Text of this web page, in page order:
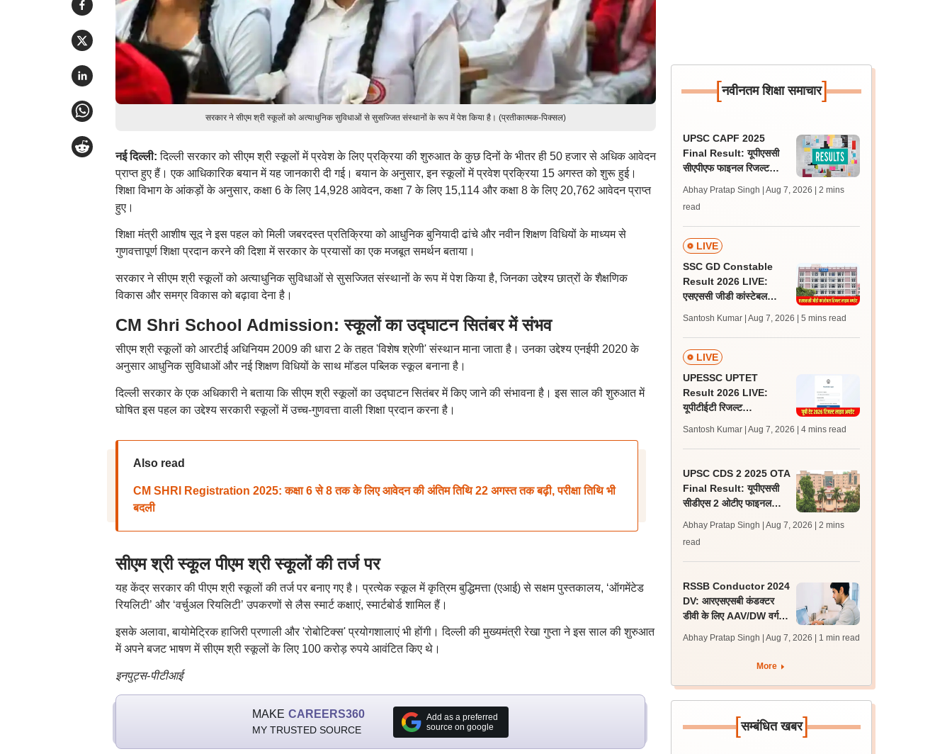
सरकार ने सीएम श्री स्कूलों को अत्याधुनिक सुविधाओं से सुसज्जित संस्थानों के रूप में पेश किया है। (प्रतीकात्मक-पिक्सल)
नई दिल्ली:दिल्ली सरकार को सीएम श्री स्कूलों में प्रवेश के लिए प्रक्रिया की शुरुआत के कुछ दिनों के भीतर ही 50 हजार से अधिक आवेदन
प्राप्त हुए हैं। एक आधिकारिक बयान में यह जानकारी दी गई। बयान के अनुसार, इन स्कूलों में प्रवेश प्रक्रिया 15 अगस्त को शुरू हुई।
शिक्षा विभाग के आंकड़ों के अनुसार, कक्षा 6 के लिए 14,928 आवेदन, कक्षा 7 के लिए 15,114 और कक्षा 8 के लिए 20,762 आवेदन प्राप्त
हुए।
शिक्षा मंत्री आशीष सूद ने इस पहल को मिली जबरदस्त प्रतिक्रिया को आधुनिक बुनियादी ढांचे और नवीन शिक्षण विधियों के माध्यम से
गुणवत्तापूर्ण शिक्षा प्रदान करने की दिशा में सरकार के प्रयासों का एक मजबूत समर्थन बताया।
सरकार ने सीएम श्री स्कूलों को अत्याधुनिक सुविधाओं से सुसज्जित संस्थानों के रूप में पेश किया है, जिनका उद्देश्य छात्रों के शैक्षणिक
विकास और समग्र विकास को बढ़ावा देना है।
CM Shri School Admission: स्कूलों का उद्घाटन सितंबर में संभव
सीएम श्री स्कूलों को आरटीई अधिनियम 2009 की धारा 2 के तहत 'विशेष श्रेणी' संस्थान माना जाता है। उनका उद्देश्य एनईपी 2020 के
अनुसार आधुनिक सुविधाओं और नई शिक्षण विधियों के साथ मॉडल पब्लिक स्कूल बनाना है।
दिल्ली सरकार के एक अधिकारी ने बताया कि सीएम श्री स्कूलों का उद्घाटन सितंबर में किए जाने की संभावना है। इस साल की शुरुआत में
घोषित इस पहल का उद्देश्य सरकारी स्कूलों में उच्च-गुणवत्ता वाली शिक्षा प्रदान करना है।
Also read
CM SHRI Registration 2025: कक्षा 6 से 8 तक के लिए आवेदन की अंतिम तिथि 22 अगस्त तक बढ़ी, परीक्षा तिथि भी
बदली
सीएम श्री स्कूल पीएम श्री स्कूलों की तर्ज पर
यह केंद्र सरकार की पीएम श्री स्कूलों की तर्ज पर बनाए गए है। प्रत्येक स्कूल में कृत्रिम बुद्धिमत्ता (एआई) से सक्षम पुस्तकालय, ‘ऑगमेंटेड
रियलिटी’ और ‘वर्चुअल रियलिटी’ उपकरणों से लैस स्मार्ट कक्षाएं, स्मार्टबोर्ड शामिल हैं।
इसके अलावा, बायोमेट्रिक हाजिरी प्रणाली और 'रोबोटिक्स' प्रयोगशालाएं भी होंगी। दिल्ली की मुख्यमंत्री रेखा गुप्ता ने इस साल की शुरुआत
में अपने बजट भाषण में सीएम श्री स्कूलों के लिए 100 करोड़ रुपये आवंटित किए थे।
इनपुट्स-पीटीआई
MAKE CAREERS360
MY TRUSTED SOURCE
Add as a preferred
source on google
[नवीनतम शिक्षा समाचार]
UPSC CAPF 2025
Final Result: यूपीएससी
सीएपीएफ फाइनल रिजल्ट
350 अभ्यर्थी चयनित
Abhay Pratap Singh | Aug 7, 2026
| 2 mins
read
LIVE
SSC GD Constable
Result 2026 LIVE:
एसएससी जीडी कांस्टेबल
लेटेस्ट अपडेट, स्कोरकार्ड लिंक
Santosh Kumar | Aug 7, 2026 | 5 mins read
LIVE
UPESSC UPTET
Result 2026 LIVE:
यूपीटीईटी रिजल्ट
जल्द, जानें लेटेस्ट अपडेट,
पासिंग मार्क्स
Santosh Kumar | Aug 7, 2026 | 4 mins read
UPSC CDS 2 2025 OTA
Final Result: यूपीएससी
सीडीएस 2 ओटीए फाइनल
जारी, 483 कैंडिडेट चयनित
Abhay Pratap Singh | Aug 7, 2026
| 2 mins
read
RSSB Conductor 2024
DV: आरएसएसबी कंडक्टर
डीवी के लिए AAV/DW वर्ग के
शॉर्टलिस्ट
Abhay Pratap Singh | Aug 7, 2026 | 1 min read
More
[सम्बंधित खबर]